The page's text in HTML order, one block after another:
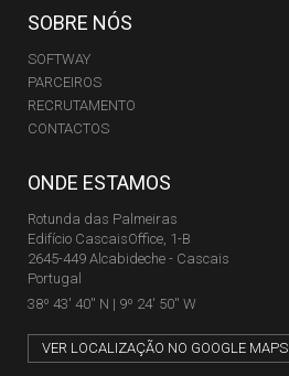
SOBRE NÓS
SOFTWAY
PARCEIROS
RECRUTAMENTO
CONTACTOS
ONDE ESTAMOS
Rotunda das Palmeiras
Edifício CascaisOffice, 1-B
2645-449 Alcabideche - Cascais
Portugal
38º 43' 40'' N | 9º 24' 50'' W
VER LOCALIZAÇÃO NO GOOGLE MAPS